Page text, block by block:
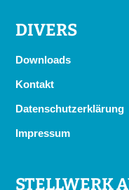
DIVERS
Downloads
Kontakt
Datenschutzerklärung
Impressum
STELLWERK